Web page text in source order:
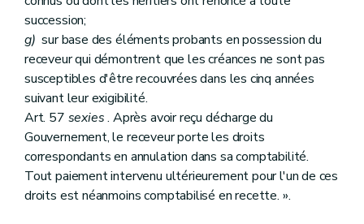
succession;
g) sur base des éléments probants en possession du
receveur qui démontrent que les créances ne sont pas
susceptibles d'être recouvrées dans les cinq années
suivant leur exigibilité.
Art. 57 sexies. Après avoir reçu décharge du
Gouvernement, le receveur porte les droits
correspondants en annulation dans sa comptabilité.
Tout paiement intervenu ultérieurement pour l'un de ces
droits est néanmoins comptabilisé en recette. ».